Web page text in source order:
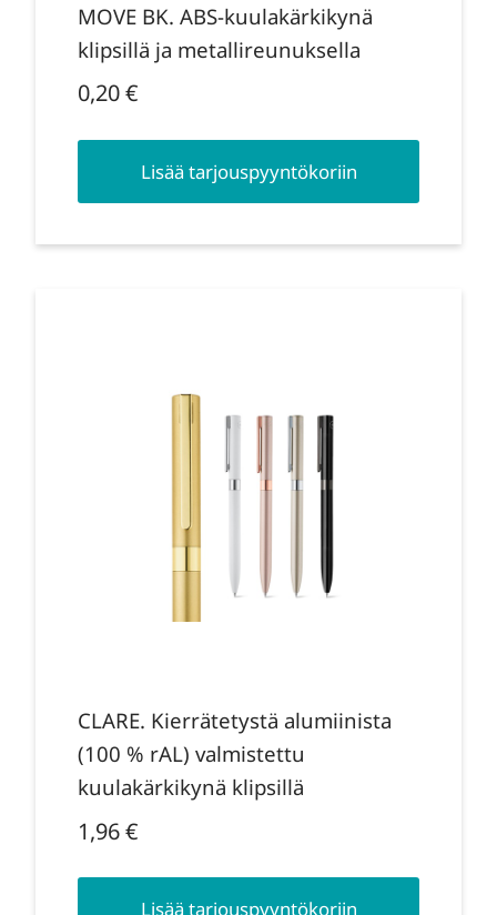
MOVE BK. ABS-kuulakärkikynä
klipsillä ja metallireunuksella
0,20€
Lisää tarjouspyyntökoriin
CLARE. Kierrätetystä alumiinista
(100 % rAL) valmistettu
kuulakärkikynä klipsillä
1,96€
Lisää tarjouspyyntökoriin